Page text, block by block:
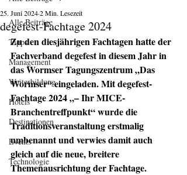
Alle Beiträge
Tipps
Management
Weiterbildung
Hotels
Destinationen
Events
Technologie
degefest-Fachtage 2024
25. Juni 20242 Min. Lesezeit
Zu den diesjährigen Fachtagen hatte der
Fachverband degefest in diesem Jahr in
das Wormser Tagungszentrum „Das
Wormser“ eingeladen. Mit degefest-
Fachtage 2024 „– Ihr MICE-
Branchentreffpunkt“ wurde die
Traditionsveranstaltung erstmalig
umbenannt und verwies damit auch
gleich auf die neue, breitere
Themenausrichtung der Fachtage.